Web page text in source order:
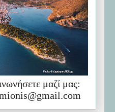
μαζί μας: